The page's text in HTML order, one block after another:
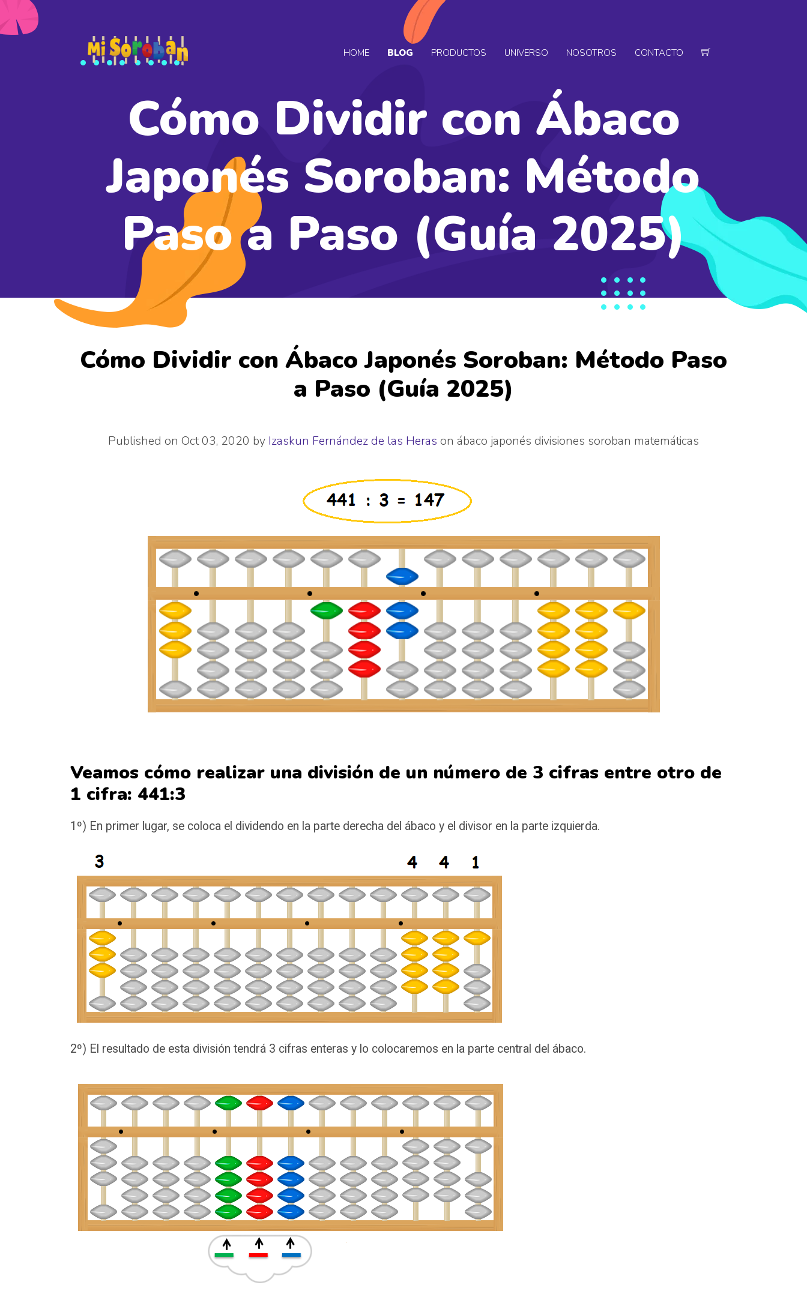
HOME BLOG PRODUCTOS UNIVERSO NOSOTROS CONTACTO
Cómo Dividir con Ábaco
Japonés Soroban: Método
Paso a Paso (Guía 2025)
Cómo Dividir con Ábaco Japonés Soroban: Método Paso
a Paso (Guía 2025)
Published on Oct 03, 2020 by Izaskun Fernández de las Heras on ábaco japonés divisiones soroban matemáticas
Veamos cómo realizar una división de un número de 3 cifras entre otro de
1 cifra: 441:3
1º) En primer lugar, se coloca el dividendo en la parte derecha del ábaco y el divisor en la parte izquierda.
2º) El resultado de esta división tendrá 3 cifras enteras y lo colocaremos en la parte central del ábaco.